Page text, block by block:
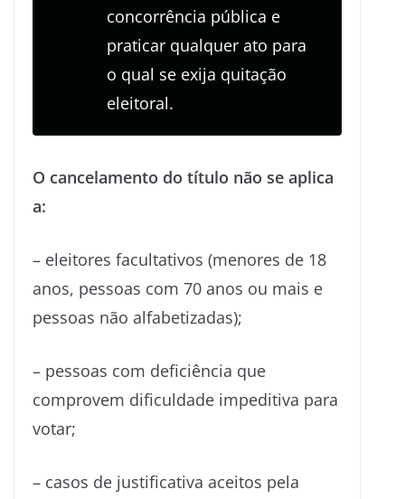
concorrência pública e
praticar qualquer ato para
o qual se exija quitação
eleitoral.
O cancelamento do título não se aplica
a:
– eleitores facultativos (menores de 18
anos, pessoas com 70 anos ou mais e
pessoas não alfabetizadas);
– pessoas com deficiência que
comprovem dificuldade impeditiva para
votar;
– casos de justificativa aceitos pela